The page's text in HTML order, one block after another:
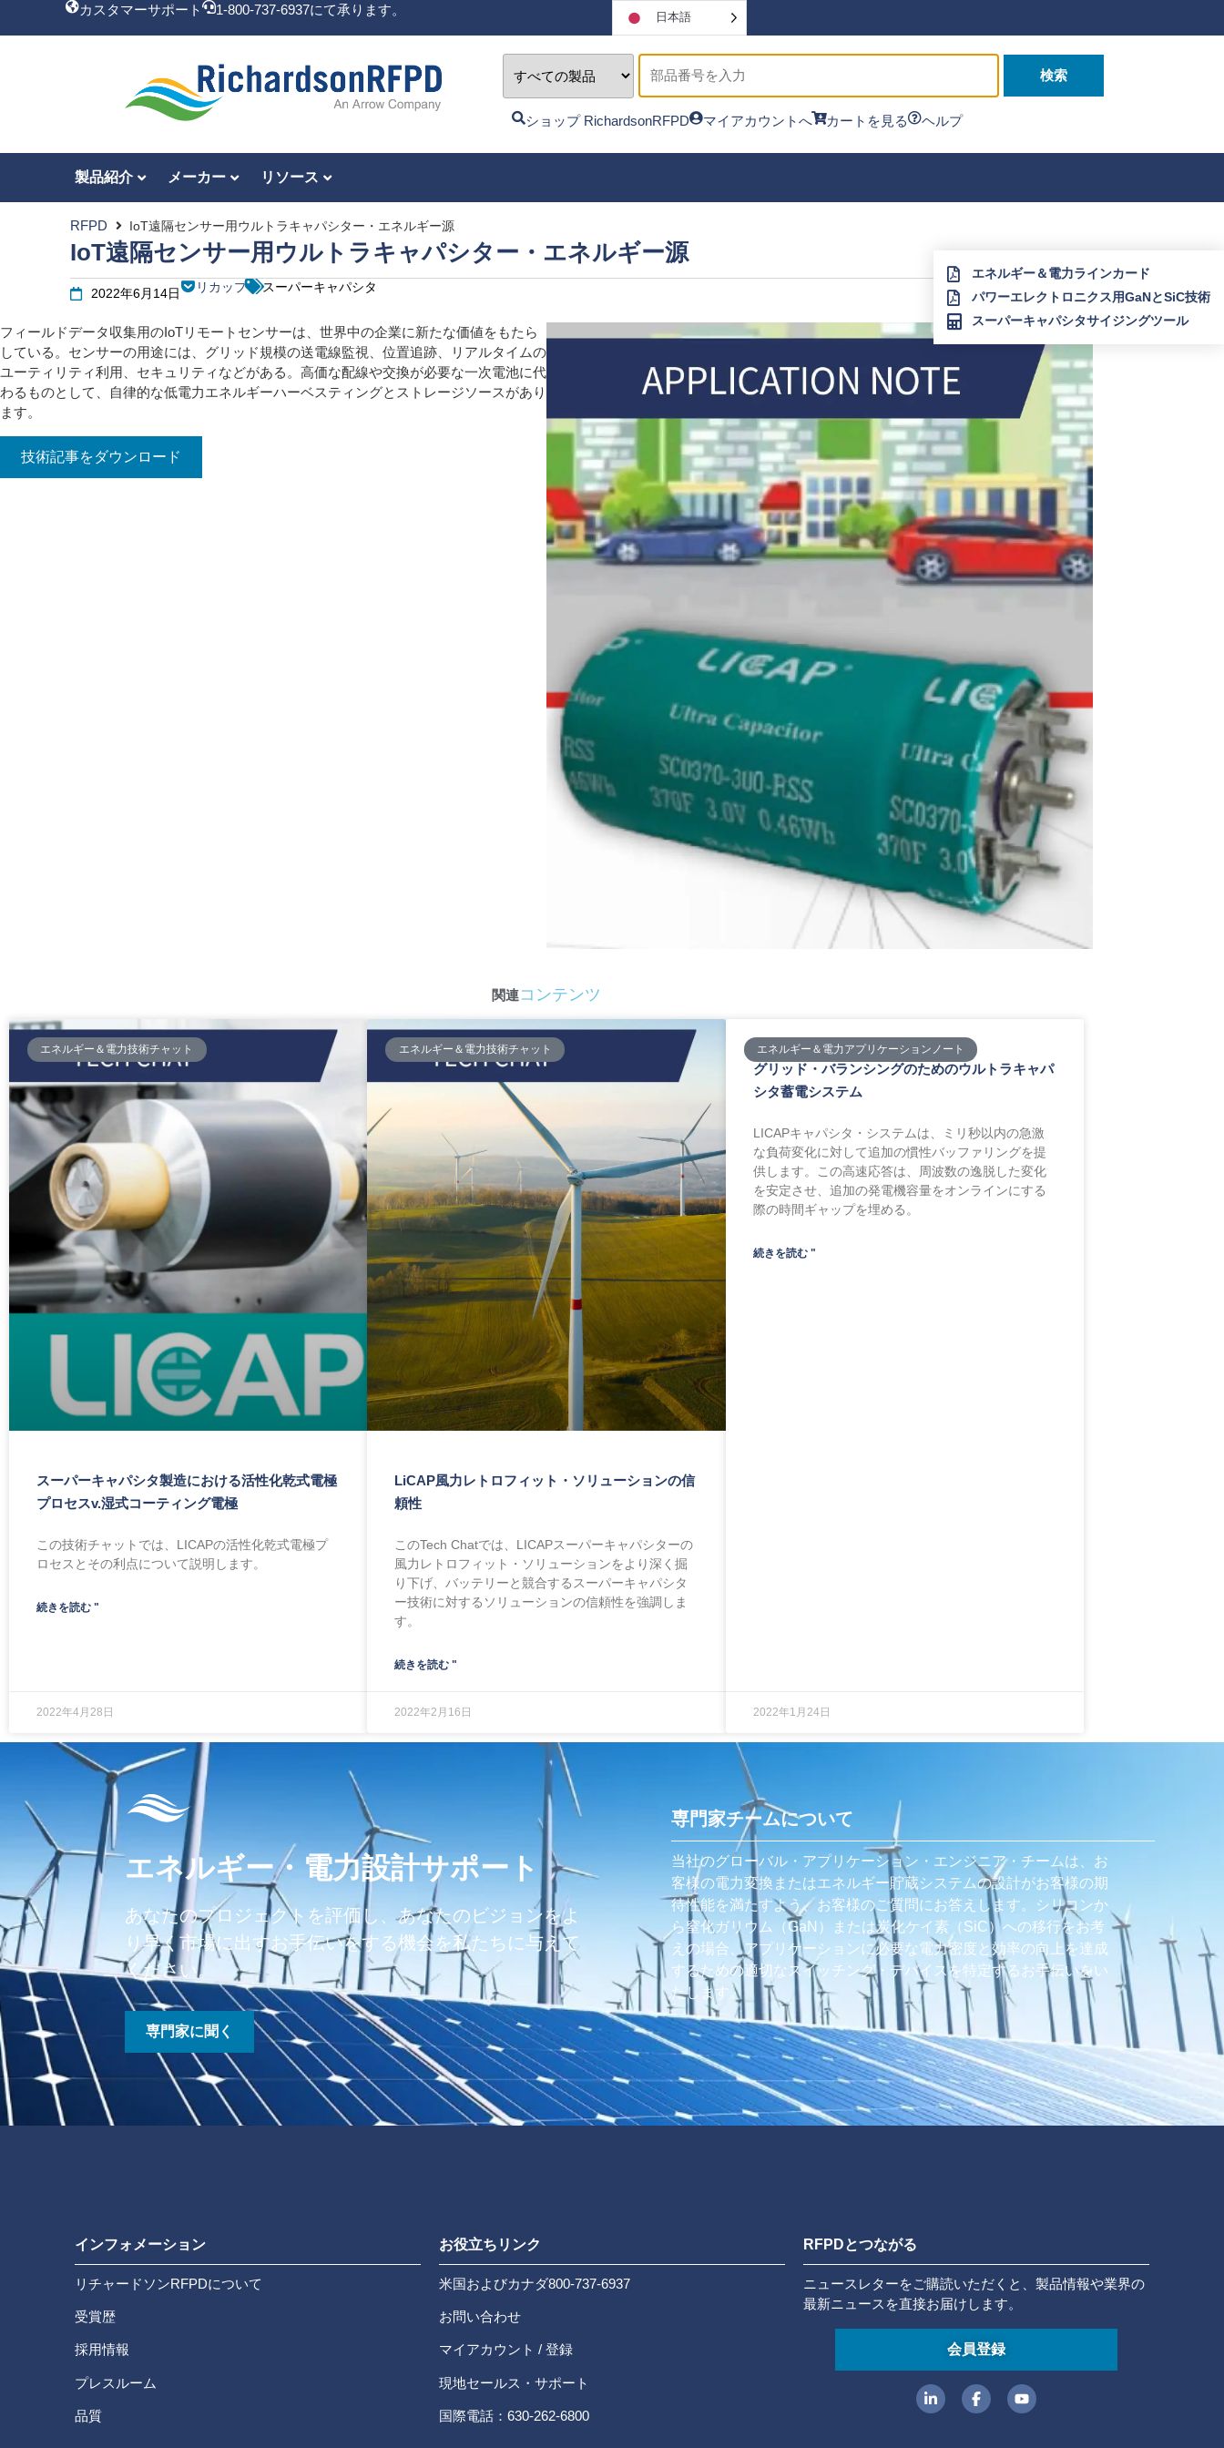
カスタマーサポート 1-800-737-6937にて承ります。 日本語
検索
ショップ RichardsonRFPD マイアカウントへ カートを見る ヘルプ
製品紹介 メーカー リソース
RFPD IoT遠隔センサー用ウルトラキャパシター・エネルギー源
IoT遠隔センサー用ウルトラキャパシター・エネルギー源
エネルギー＆電力ラインカード
パワーエレクトロニクス用GaNとSiC技術
スーパーキャパシタサイジングツール
2022年6月14日 リカップ スーパーキャパシタ
フィールドデータ収集用のIoTリモートセンサーは、世界中の企業に新たな価値をもたら
している。センサーの用途には、グリッド規模の送電線監視、位置追跡、リアルタイムの
ユーティリティ利用、セキュリティなどがある。高価な配線や交換が必要な一次電池に代
わるものとして、自律的な低電力エネルギーハーベスティングとストレージソースがあり
ます。
技術記事をダウンロード
関連コンテンツ
エネルギー＆電力技術チャット
スーパーキャパシタ製造における活性化乾式電極
プロセスv.湿式コーティング電極
この技術チャットでは、LICAPの活性化乾式電極プ
ロセスとその利点について説明します。
続きを読む "
2022年4月28日
エネルギー＆電力技術チャット
LiCAP風力レトロフィット・ソリューションの信
頼性
このTech Chatでは、LICAPスーパーキャパシターの
風力レトロフィット・ソリューションをより深く掘
り下げ、バッテリーと競合するスーパーキャパシタ
ー技術に対するソリューションの信頼性を強調しま
す。
続きを読む "
2022年2月16日
エネルギー＆電力アプリケーションノート
グリッド・バランシングのためのウルトラキャパ
シタ蓄電システム
LICAPキャパシタ・システムは、ミリ秒以内の急激
な負荷変化に対して追加の慣性バッファリングを提
供します。この高速応答は、周波数の逸脱した変化
を安定させ、追加の発電機容量をオンラインにする
際の時間ギャップを埋める。
続きを読む "
2022年1月24日
エネルギー・電力設計サポート
あなたのプロジェクトを評価し、あなたのビジョンをよ
り早く市場に出すお手伝いをする機会を私たちに与えて
ください。
専門家に聞く
専門家チームについて
当社のグローバル・アプリケーション・エンジニア・チームは、お
客様の電力変換またはエネルギー貯蔵システムの設計がお客様の期
待性能を満たすよう、お客様のご質問にお答えします。シリコンか
ら窒化ガリウム（GaN）または炭化ケイ素（SiC）への移行をお考
えの場合、アプリケーションに必要な電力密度と効率の向上を達成
するための適切なスイッチング・デバイスを特定するお手伝いをい
たします。
インフォメーション
リチャードソンRFPDについて
受賞歴
採用情報
プレスルーム
品質
お役立ちリンク
米国およびカナダ800-737-6937
お問い合わせ
マイアカウント / 登録
現地セールス・サポート
国際電話：630-262-6800
RFPDとつながる
ニュースレターをご購読いただくと、製品情報や業界の
最新ニュースを直接お届けします。
会員登録